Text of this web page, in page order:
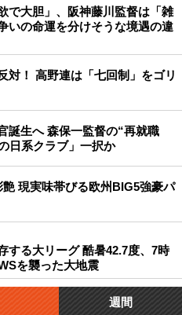
で大胆」、阪神藤川監督は「雑
いの命運を分けそうな境遇の違
対！ 高野連は「七回制」をゴリ
誕生へ 森保一監督の“再就職
日系クラブ」一択か
現実味帯びる欧州BIG5強豪パ
する大リーグ 酷暑42.7度、7時
を襲った大地震
週間